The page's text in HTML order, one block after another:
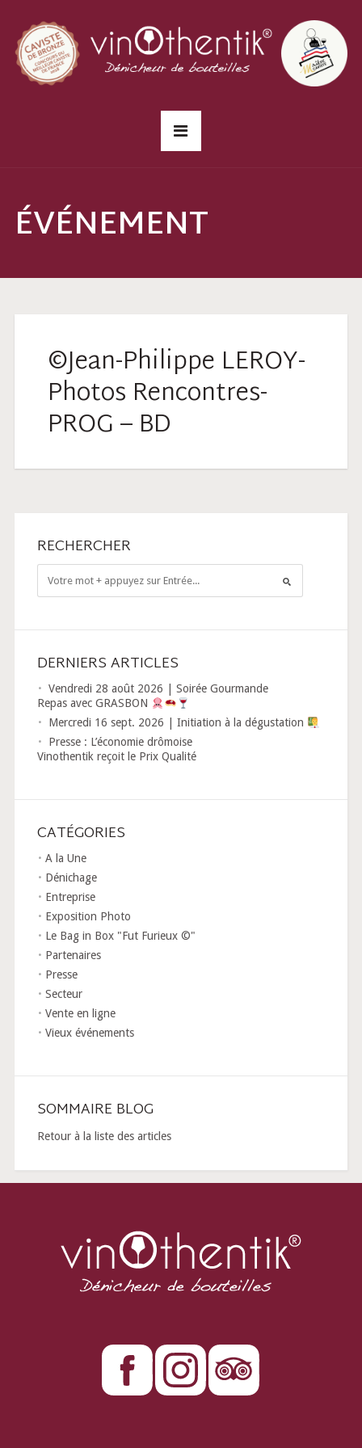
ÉVÉNEMENT
©Jean-Philippe LEROY-
Photos Rencontres-
PROG – BD
RECHERCHER
DERNIERS ARTICLES
Vendredi 28 août 2026 | Soirée Gourmande
Repas avec GRASBON
Mercredi 16 sept. 2026 | Initiation à la dégustation
Presse : L’économie drômoise
Vinothentik reçoit le Prix Qualité
CATÉGORIES
A la Une
Dénichage
Entreprise
Exposition Photo
Le Bag in Box "Fut Furieux ©"
Partenaires
Presse
Secteur
Vente en ligne
Vieux événements
SOMMAIRE BLOG
Retour à la liste des articles